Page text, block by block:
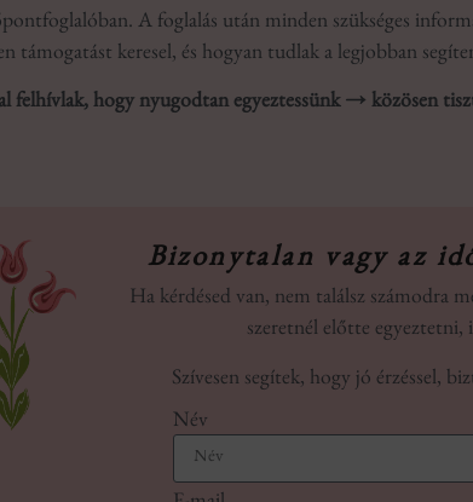
A foglalás után minden szükséges
támogatást keresel, és hogyan tudlak a legjobban
felhívlak, hogy nyugodtan egyeztessünk → közösen
Bizonytalan vagy az
Ha kérdésed van, nem találsz számodra
szeretnél előtte
Szívesen segítek, hogy jó érzéssel,
Név